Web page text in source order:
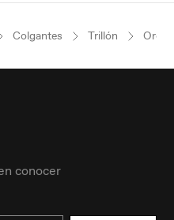
Colgantes Trillón Oro
conocer